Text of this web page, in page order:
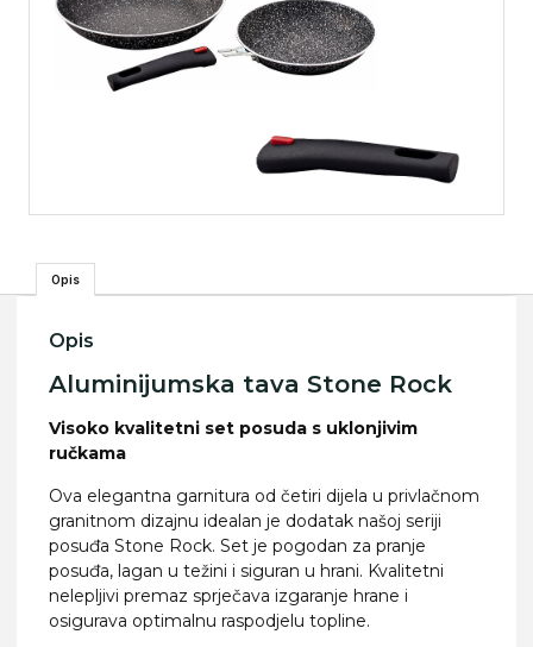
Opis
Opis
Aluminijumska tava Stone Rock
Visoko kvalitetni set posuda s uklonjivim
ručkama
Ova elegantna garnitura od četiri dijela u privlačnom
granitnom dizajnu idealan je dodatak našoj seriji
posuđa Stone Rock. Set je pogodan za pranje
posuđa, lagan u težini i siguran u hrani. Kvalitetni
nelepljivi premaz sprječava izgaranje hrane i
osigurava optimalnu raspodjelu topline.